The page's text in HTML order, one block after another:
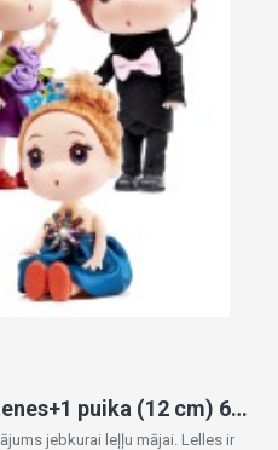
Leļļu komplekts:3 meitenes+1 puika (12 cm) 6361
jebkurai leļļu mājai. Lelles ir